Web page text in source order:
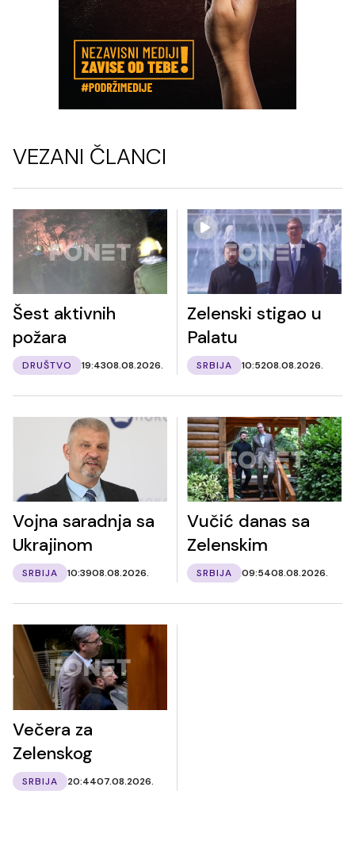
VEZANI ČLANCI
Šest aktivnih
požara
DRUŠTVO 19:4308.08.2026.
Zelenski stigao u
Palatu
SRBIJA 10:5208.08.2026.
Vojna saradnja sa
Ukrajinom
SRBIJA 10:3908.08.2026.
Vučić danas sa
Zelenskim
SRBIJA 09:5408.08.2026.
Večera za
Zelenskog
SRBIJA 20:4407.08.2026.